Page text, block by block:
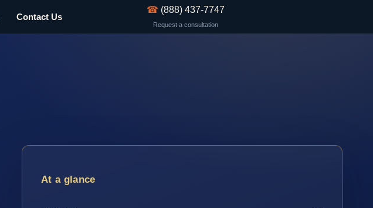
Contact Us
☎ (888) 437-7747
Request a consultation
At a glance